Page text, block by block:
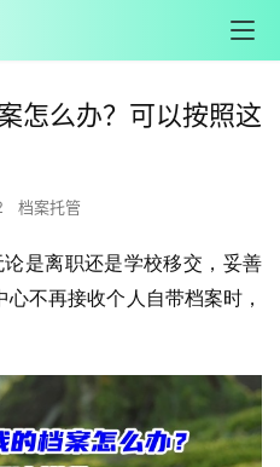
怎么办？可以按照这
档案托管
不再接收个人自带档案时，